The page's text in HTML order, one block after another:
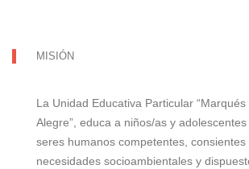
MISIÓN
La Unidad Educativa Particular
Alegre”, educa a niños/as y
seres humanos competentes, consientes
necesidades socioambientales y